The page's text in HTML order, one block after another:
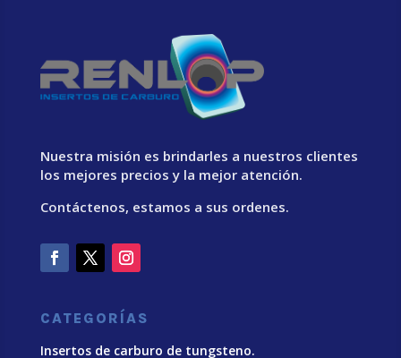
Nuestra misión es brindarles a nuestros clientes
los mejores precios y la mejor atención.
Contáctenos, estamos a sus ordenes.
CATEGORÍAS
Insertos de carburo de tungsteno.